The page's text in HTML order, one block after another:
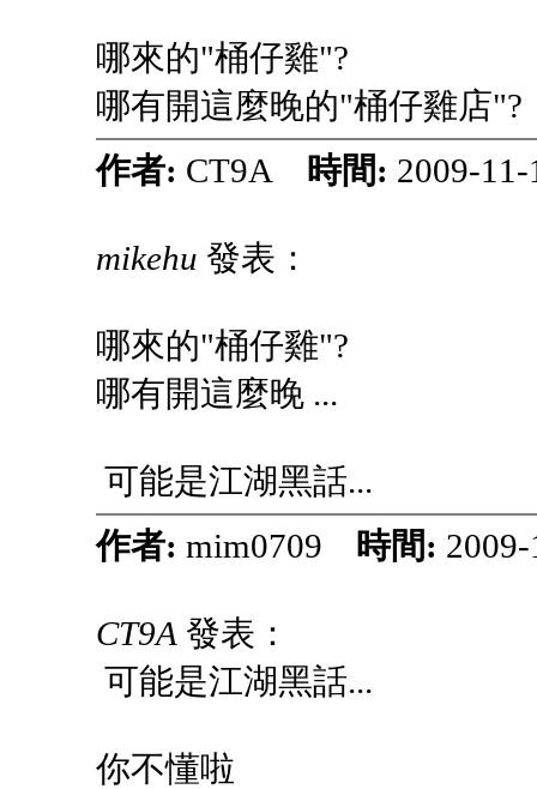
哪來的"桶仔雞"?
哪有開這麼晚的"桶仔雞店"?
作者: CT9A 時間: 2009-
mikehu 發表：
哪來的"桶仔雞"?
哪有開這麼晚 ...
可能是江湖黑話...
作者: mim0709 時間:
CT9A 發表：
可能是江湖黑話...
你不懂啦